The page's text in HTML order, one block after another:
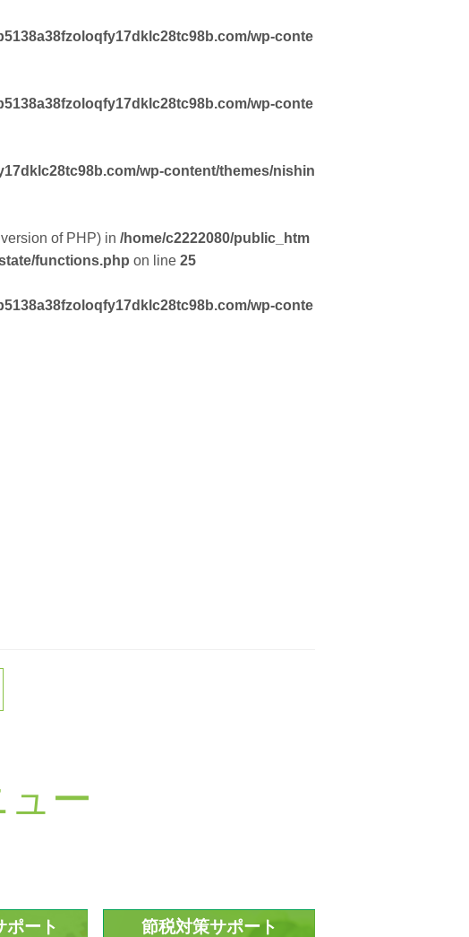
wp-conte
wp-conte
wp-content/themes/nishin
of PHP) in /home/c2222080/public_htm
functions.php on line 25
wp-conte
ー
ポート 節税対策サポート